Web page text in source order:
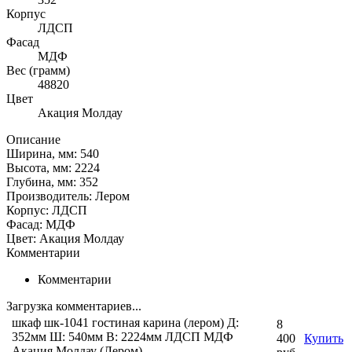
Корпус
ЛДСП
Фасад
МДФ
Вес (грамм)
48820
Цвет
Акация Молдау
Описание
Ширина, мм: 540
Высота, мм: 2224
Глубина, мм: 352
Производитель: Лером
Корпус: ЛДСП
Фасад: МДФ
Цвет: Акация Молдау
Комментарии
Комментарии
Загрузка комментариев...
шкаф шк-1041 гостиная карина (лером) Д:
352мм Ш: 540мм В: 2224мм ЛДСП МДФ
8
400
Купить